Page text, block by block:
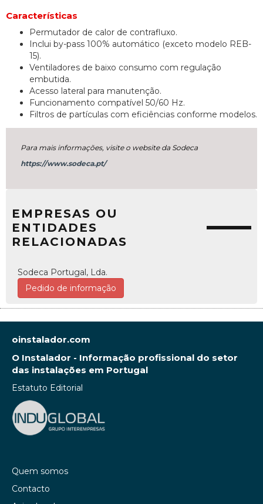
Características
Permutador de calor de contrafluxo.
Inclui by-pass 100% automático (exceto modelo REB-
15).
Ventiladores de baixo consumo com regulação
embutida.
Acesso lateral para manutenção.
Funcionamento compatível 50/60 Hz.
Filtros de partículas com eficiências conforme modelos.
Para mais informações, visite o website da Sodeca
https://www.sodeca.pt/
EMPRESAS OU
ENTIDADES
RELACIONADAS
Sodeca Portugal, Lda.
Pedido de informação
oinstalador.com
O Instalador - Informação profissional do setor
das instalações em Portugal
Estatuto Editorial
Quem somos
Contacto